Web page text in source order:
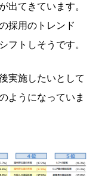
出てきています。
採用のトレンド
フトしそうです。
実施したいとして
ようになっていま